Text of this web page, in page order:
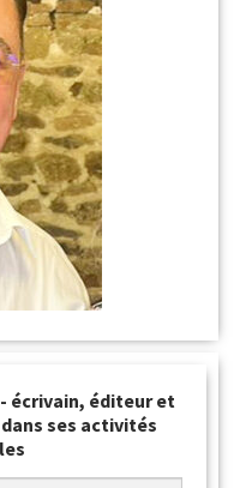
écrivain, éditeur et
ses activités